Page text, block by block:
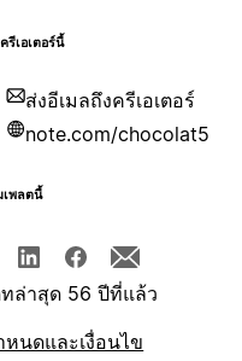
รีเอเตอร์นี้
ส่งอีเมลถึงครีเอเตอร์
note.com/chocolat5
เพลตนี้
ทล่าสุด 56 ปีที่แล้ว
นดและเงื่อนไข